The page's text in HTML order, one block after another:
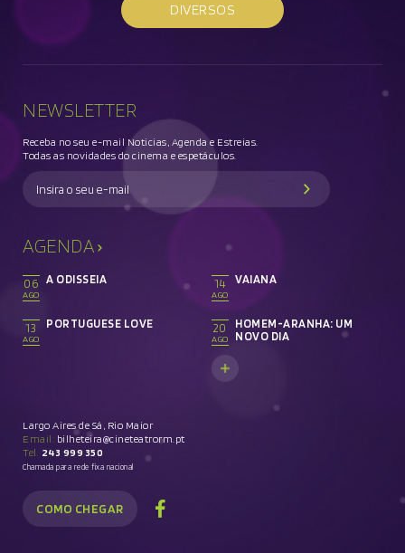
DIVERSOS
NEWSLETTER
Receba no seu e-mail Noticias, Agenda e Estreias.
Todas as novidades do cinema e espetáculos.
AGENDA
06
AGO
A ODISSEIA
13
AGO
PORTUGUESE LOVE
14
AGO
VAIANA
20
AGO
HOMEM-ARANHA: UM
NOVO DIA
Largo Aires de Sá, Rio Maior
Email: bilheteira@cineteatrorm.pt
Tel. 243 999 350
Chamada para rede fixa nacional
COMO CHEGAR